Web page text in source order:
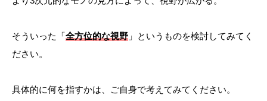
そういった「全方位的な視野 」というものを検討してみてく
ださい。
具体的に何を指すかは、ご自身で考えてみてください。